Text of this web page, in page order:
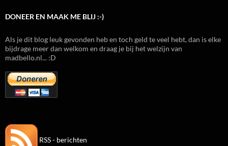
DONEER EN MAAK ME BLIJ :-)
Als je dit blog leuk gevonden heb en toch geld te veel hebt, dan is elke
bijdrage meer dan welkom en draag je bij het welzijn van
madbello.nl... :D
RSS - berichten